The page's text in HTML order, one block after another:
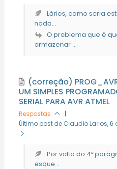
Lários, como seria
nada...
O problema que é
armazenar ...
(correção)
UM SIMPLES
SERIAL PARA AVR ATMEL
Respostas
|
Último post de Claudio Larios, 6
Por volta do 4º
esque...